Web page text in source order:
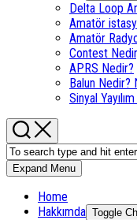
Delta Loop
Amatör
Amatör
Contest Nedir,
APRS Nedir?
Balun Nedir?
Sinyal Yayılım
Expand Menu
Home
Hakkımda Toggle